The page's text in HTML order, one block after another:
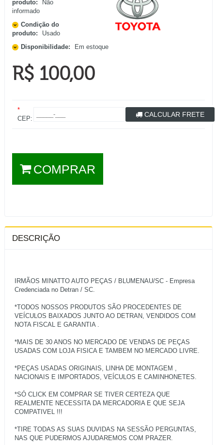
produto:
Não
informado
Condição do
produto:
Usado
Disponibilidade:
Em estoque
R$ 100,00
*
CEP:
CALCULAR FRETE
COMPRAR
DESCRIÇÃO
IRMÃOS MINATTO AUTO PEÇAS / BLUMENAU/SC - Empresa
Credenciada no Detran / SC.
*TODOS NOSSOS PRODUTOS SÃO PROCEDENTES DE
VEÍCULOS BAIXADOS JUNTO AO DETRAN, VENDIDOS COM
NOTA FISCAL E GARANTIA .
*MAIS DE 30 ANOS NO MERCADO DE VENDAS DE PEÇAS
USADAS COM LOJA FISICA E TAMBEM NO MERCADO LIVRE.
*PEÇAS USADAS ORIGINAIS, LINHA DE MONTAGEM ,
NACIONAIS E IMPORTADOS, VEÍCULOS E CAMINHONETES.
*SÓ CLICK EM COMPRAR SE TIVER CERTEZA QUE
REALMENTE NECESSITA DA MERCADORIA E QUE SEJA
COMPATIVEL !!!
*TIRE TODAS AS SUAS DUVIDAS NA SESSÃO PERGUNTAS,
NAS QUE PUDERMOS AJUDAREMOS COM PRAZER.